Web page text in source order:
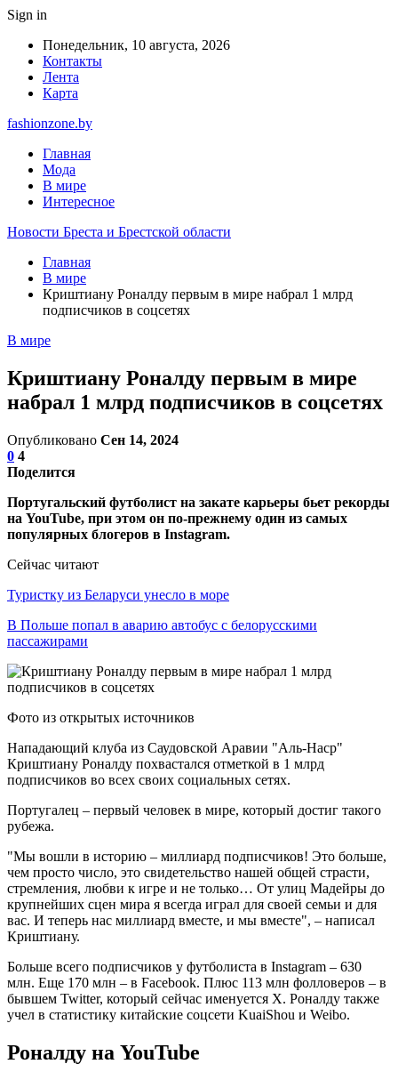
Sign in
Понедельник, 10 августа, 2026
Контакты
Лента
Карта
fashionzone.by
Главная
Мода
В мире
Интересное
Новости Бреста и Брестской области
Главная
В мире
Криштиану Роналду первым в мире набрал 1 млрд
подписчиков в соцсетях
В мире
Криштиану Роналду первым в мире
набрал 1 млрд подписчиков в соцсетях
Опубликовано Сен 14, 2024
0 4
Поделится
Португальский футболист на закате карьеры бьет рекорды
на YouTube, при этом он по-прежнему один из самых
популярных блогеров в Instagram.
Сейчас читают
Туристку из Беларуси унесло в море
В Польше попал в аварию автобус с белорусскими
пассажирами
Фото из открытых источников
Нападающий клуба из Саудовской Аравии "Аль-Наср"
Криштиану Роналду похвастался отметкой в 1 млрд
подписчиков во всех своих социальных сетях.
Португалец – первый человек в мире, который достиг такого
рубежа.
"Мы вошли в историю – миллиард подписчиков! Это больше,
чем просто число, это свидетельство нашей общей страсти,
стремления, любви к игре и не только… От улиц Мадейры до
крупнейших сцен мира я всегда играл для своей семьи и для
вас. И теперь нас миллиард вместе, и мы вместе", – написал
Криштиану.
Больше всего подписчиков у футболиста в Instagram – 630
млн. Еще 170 млн – в Facebook. Плюс 113 млн фолловеров – в
бывшем Twitter, который сейчас именуется Х. Роналду также
учел в статистику китайские соцсети KuaiShou и Weibo.
Роналду на YouTube